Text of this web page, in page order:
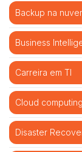
Backup na
Business
Carreira em TI
Cloud computing
Disaster